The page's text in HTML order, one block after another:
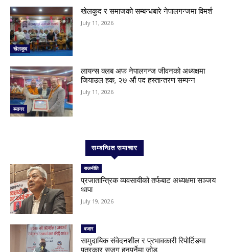
खेलकुद
खेलकुद र समाजको सम्बन्धबारे नेपालगन्जमा विमर्श
July 11, 2026
ब्यानर
लायन्स क्लब अफ नेपालगन्ज जीवनको अध्यक्षमा
जियाउल हक, २७ औं पद हस्तान्तरण सम्पन्न
July 11, 2026
सम्बन्धित समाचार
राजनीति
प्रजातान्त्रिक व्यवसायीको तर्फबाट अध्यक्षमा सञ्जय
थापा
July 19, 2026
बजार
सामुदायिक संवेदनशील र प्रभावकारी रिपोर्टिङमा
पत्रकार सजग हुनुपर्नेमा जोड